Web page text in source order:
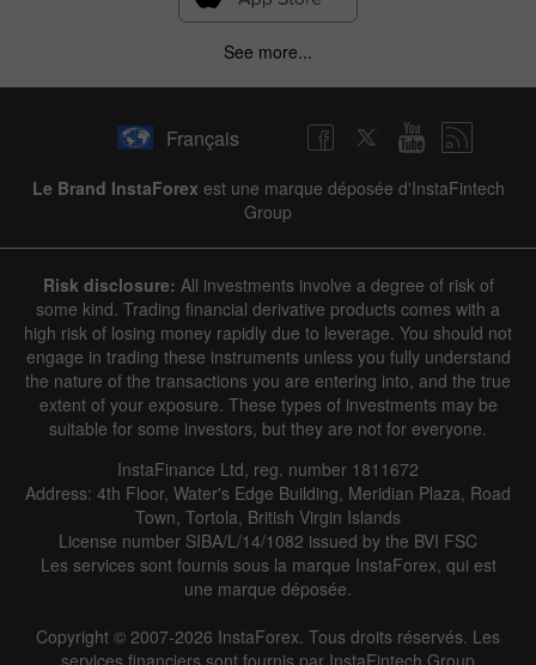
See more...
Français
Le Brand InstaForex est une marque déposée d'InstaFintech
Group
Risk disclosure: All investments involve a degree of risk of
some kind. Trading financial derivative products comes with a
high risk of losing money rapidly due to leverage. You should not
engage in trading these instruments unless you fully understand
the nature of the transactions you are entering into, and the true
extent of your exposure. These types of investments may be
suitable for some investors, but they are not for everyone.
InstaFinance Ltd, reg. number 1811672
Address: 4th Floor, Water's Edge Building, Meridian Plaza, Road
Town, Tortola, British Virgin Islands
License number SIBA/L/14/1082 issued by the BVI FSC
Les services sont fournis sous la marque InstaForex, qui est
une marque déposée.
Copyright © 2007-2026 InstaForex. Tous droits réservés. Les